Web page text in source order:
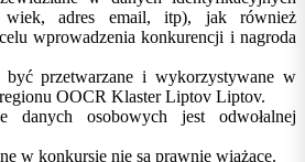
wiek, adres email, itp), jak również
wprowadzenia konkurencji i nagroda
być przetwarzane i wykorzystywane w
OOCR Klaster Liptov Liptov.
danych osobowych jest odwołalnej
w konkursie nie są prawnie wiążące.